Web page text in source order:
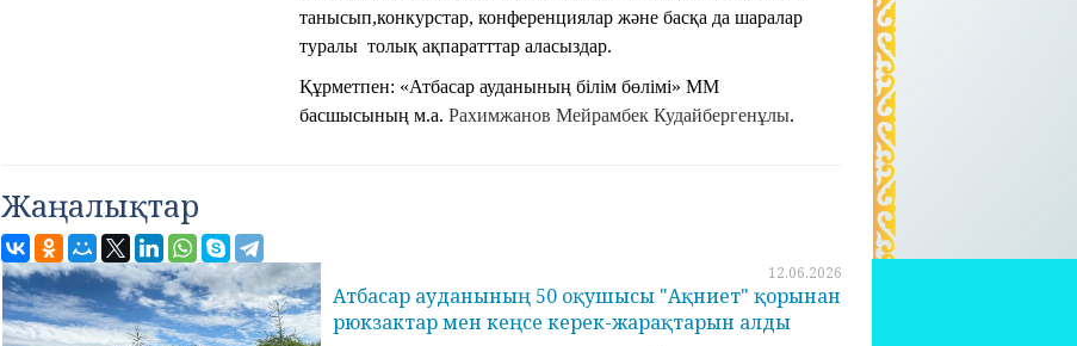
танысып,конкурстар, конференциялар және басқа да шаралар
туралы толық ақпаратттар аласыздар.
Құрметпен: «Атбасар ауданының білім бөлімі» ММ
басшысының м.а. Рахимжанов Мейрамбек Кудайбергенұлы.
Жаңалықтар
12.06.2026
Атбасар ауданының 50 оқушысы "Ақниет" қорынан
рюкзактар мен кеңсе керек-жарақтарын алды